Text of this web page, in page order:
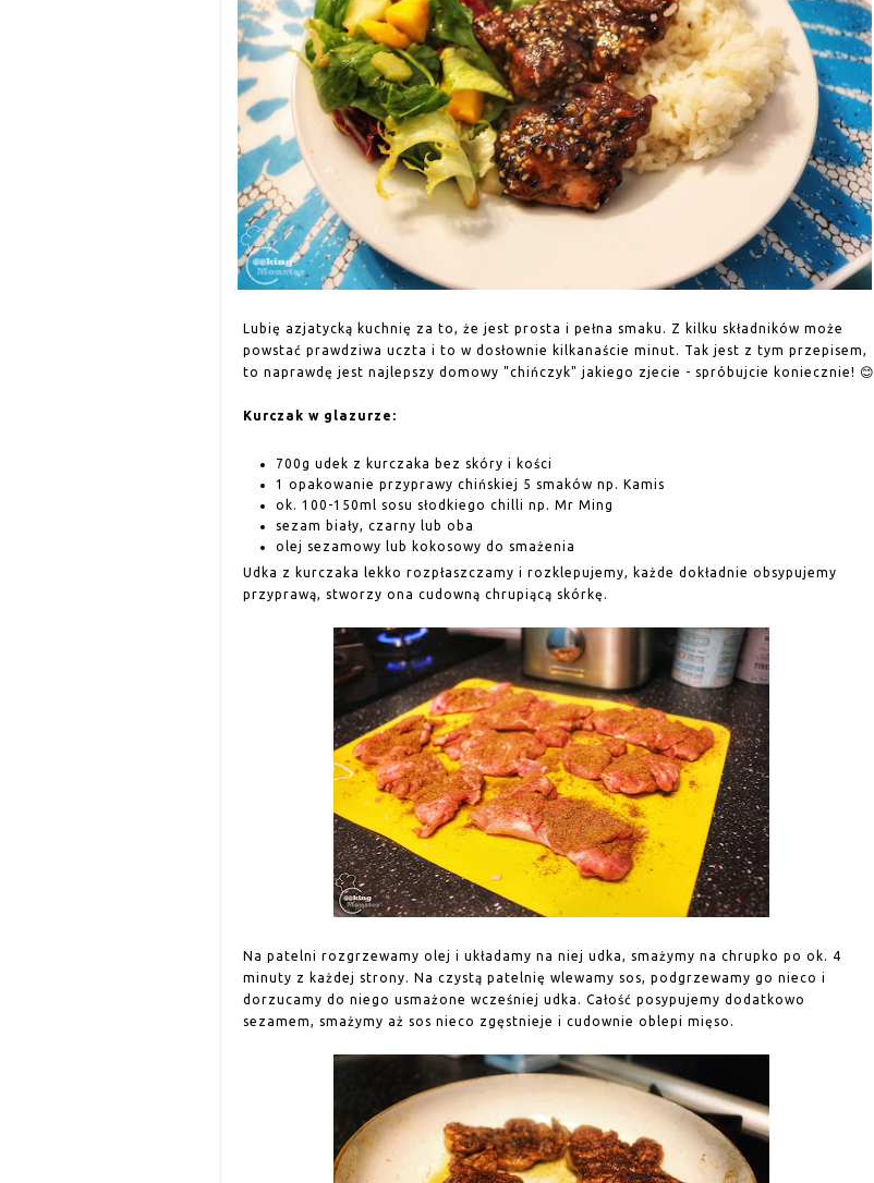
Lubię azjatycką kuchnię za to, że jest prosta i pełna smaku. Z kilku składników może
powstać prawdziwa uczta i to w dosłownie kilkanaście minut. Tak jest z tym przepisem,
to naprawdę jest najlepszy domowy "chińczyk" jakiego zjecie - spróbujcie koniecznie! 😊
Kurczak w glazurze:
700g udek z kurczaka bez skóry i kości
1 opakowanie przyprawy chińskiej 5 smaków np. Kamis
ok. 100-150ml sosu słodkiego chilli np. Mr Ming
sezam biały, czarny lub oba
olej sezamowy lub kokosowy do smażenia
Udka z kurczaka lekko rozpłaszczamy i rozklepujemy, każde dokładnie obsypujemy
przyprawą, stworzy ona cudowną chrupiącą skórkę.
Na patelni rozgrzewamy olej i układamy na niej udka, smażymy na chrupko po ok. 4
minuty z każdej strony. Na czystą patelnię wlewamy sos, podgrzewamy go nieco i
dorzucamy do niego usmażone wcześniej udka. Całość posypujemy dodatkowo
sezamem, smażymy aż sos nieco zgęstnieje i cudownie oblepi mięso.